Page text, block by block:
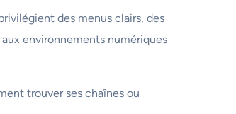
des menus clairs, des
environnements numériques
trouver ses chaînes ou